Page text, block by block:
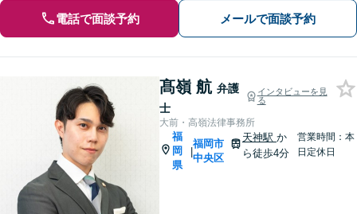
電話で面談予約 メールで面談予約
髙嶺 航 弁護
士
インタビューを見
る
大前・高嶺法律事務所
福
岡
県
|
福岡市
中央区
天神駅 か
ら徒歩4分
営業時間：本
日定休日